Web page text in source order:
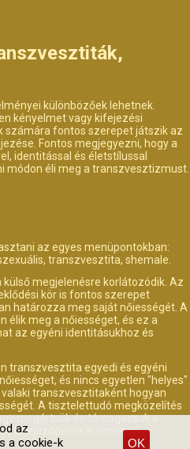
különbözőek lehetnek.
kényelmet vagy kifejezési
számára fontos szerepet játszik az
Fontos megjegyezni, hogy a
identitással és életstílussal
módon éli meg a transzvesztizmust.
az egyes menüpontokban:
transzvesztita, shemale.
külső megjelenésre korlátozódik. Az
kör is fontos szerepet
határozza meg saját nőiességét. A
élik meg a nőiességet, és ez a
az egyéni identitásukhoz és
transzvesztita egyedi és egyéni
és nincs egyetlen "helyes"
transzvesztitaként hogyan
A tisztelettudó megközelítés
megértsük és támogassuk a
kifejeződésük különböző
az
a cookie-k OK